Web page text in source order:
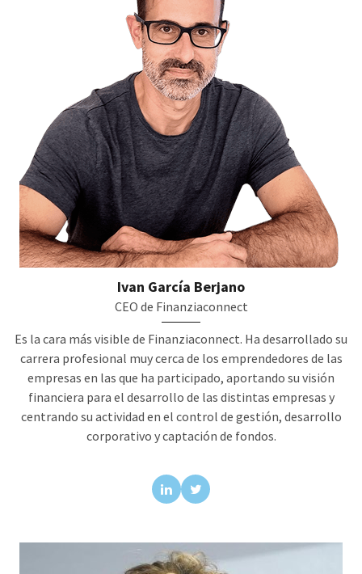
Ivan García Berjano
CEO de Finanziaconnect
Es la cara más visible de Finanziaconnect. Ha desarrollado su
carrera profesional muy cerca de los emprendedores de las
empresas en las que ha participado, aportando su visión
financiera para el desarrollo de las distintas empresas y
centrando su actividad en el control de gestión, desarrollo
corporativo y captación de fondos.